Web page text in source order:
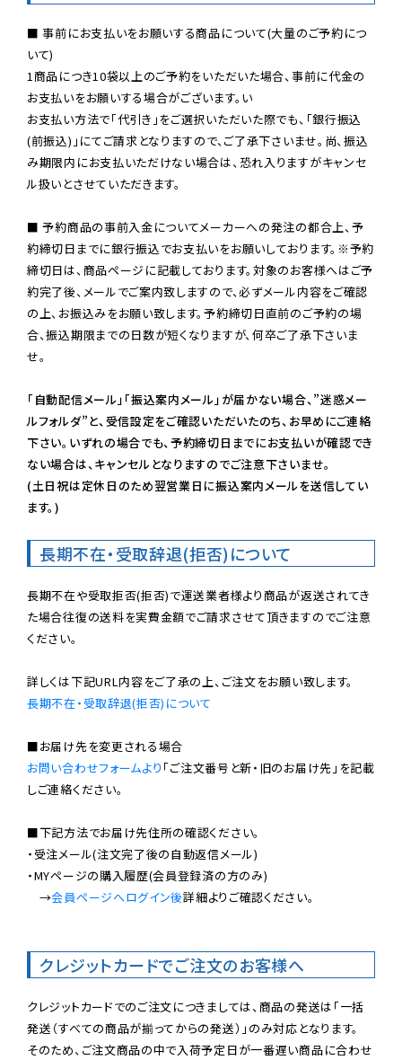
■ 事前にお支払いをお願いする商品について(大量のご予約につ
いて)
1商品につき10袋以上のご予約をいただいた場合、事前に代金の
お支払いをお願いする場合がございます。い
お支払い方法で「代引き」をご選択いただいた際でも、「銀行振込
(前振込)」にてご請求となりますので、ご了承下さいませ。尚、振込
み期限内にお支払いただけない場合は、恐れ入りますがキャンセ
ル扱いとさせていただきます。
■ 予約商品の事前入金についてメーカーへの発注の都合上、予
約締切日までに銀行振込でお支払いをお願いしております。※予約
締切日は、商品ページに記載しております。対象のお客様へはご予
約完了後、メールでご案内致しますので、必ずメール内容をご確認
の上、お振込みをお願い致します。予約締切日直前のご予約の場
合、振込期限までの日数が短くなりますが、何卒ご了承下さいま
せ。
「自動配信メール」「振込案内メール」が届かない場合、”迷惑メー
ルフォルダ”と、受信設定をご確認いただいたのち、お早めにご連絡
下さい。いずれの場合でも、予約締切日までにお支払いが確認でき
ない場合は、キャンセルとなりますのでご注意下さいませ。
(土日祝は定休日のため翌営業日に振込案内メールを送信してい
ます。)
長期不在・受取辞退(拒否)について
長期不在や受取拒否(拒否)で運送業者様より商品が返送されてき
た場合往復の送料を実費金額でご請求させて頂きますのでご注意
ください。
長期不在・受取辞退(拒否)について
お問い合わせフォームより 「ご注文番号と新・旧のお届け先」を記載
しご連絡ください。
■下記方法でお届け先住所の確認ください。
・受注メール(注文完了後の自動返信メール)
・MYページの購入履歴(会員登録済の方のみ)
→会員ページへログイン後詳細よりご確認ください。
クレジットカードでご注文のお客様へ
クレジットカードでのご注文につきましては、商品の発送は「一括
発送（すべての商品が揃ってからの発送）」のみ対応となります。
そのため、ご注文商品の中で入荷予定日が一番遅い商品に合わせ